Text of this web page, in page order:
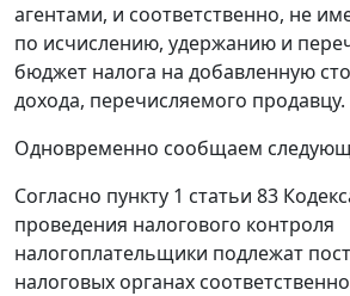
агентами, и соответственно, не
по исчислению, удержанию и
бюджет налога на добавленную
дохода, перечисляемого продавцу.
Одновременно сообщаем
Согласно пункту 1 статьи 83
проведения налогового контроля
налогоплательщики подлежат
налоговых органах